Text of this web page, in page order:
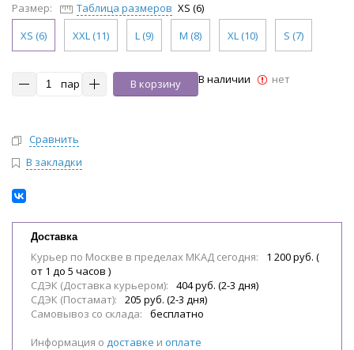
Размер: Таблица размеров XS (6)
XS (6)
XXL (11) L (9) M (8) XL (10) S (7)
пар В корзину В наличии нет
Сравнить
В закладки
Доставка
Курьер по Москве в пределах МКАД сегодня:
1 200 руб. (
от 1 до 5 часов )
СДЭК (Доставка курьером):
404 руб. (2-3 дня)
СДЭК (Постамат):
205 руб. (2-3 дня)
Самовывоз со склада:
бесплатно
Информация о доставке и оплате